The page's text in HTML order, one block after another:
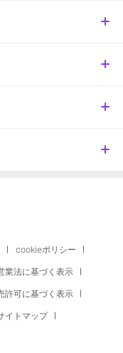
cookieポリシー
業法に基づく表示
許可に基づく表示
イトマップ